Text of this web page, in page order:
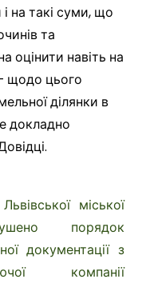
на такі суми, що
та
навіть на
щодо цього
ділянки в
докладно
міської
порядок
документації з
компанії